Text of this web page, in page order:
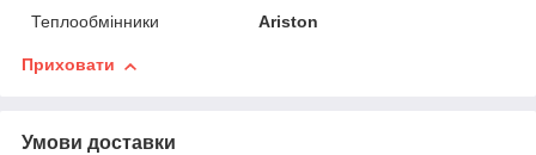
Теплообмінники
Ariston
Приховати
Умови доставки